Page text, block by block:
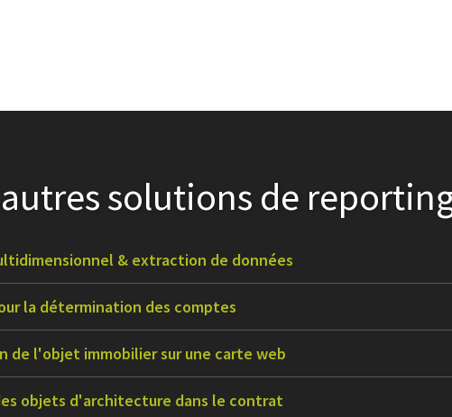
solutions de
& extraction de données
la détermination des comptes
de l'objet immobilier sur une carte web
des objets d'architecture dans le contrat